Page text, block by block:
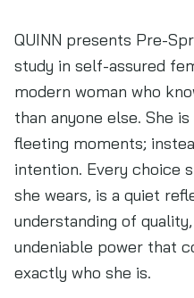
QUINN presents Pre-
study in self-assured
modern woman who
than anyone else. She
fleeting moments;
intention. Every choice
she wears, is a quiet
understanding of
undeniable power that
exactly who she is.